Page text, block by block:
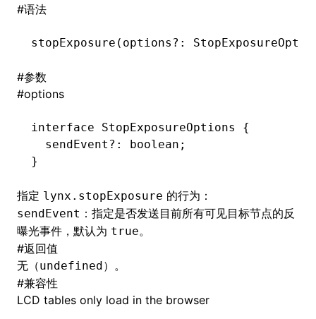
#语法
stopExposure (options ?:
#参数
#options
interface StopExposureOptions
{
  sendEvent
?: boolean ;
}
指定 lynx.stopExposure 的行为：
sendEvent ：指定是否发送目前所有可见目标节点的反
曝光事件，默认为 true。
#返回值
无（undefined）。
#兼容性
LCD tables only load in the browser